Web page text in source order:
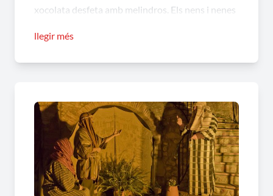
xocolata desfeta amb melindros. Els nens i nenes
llegir més